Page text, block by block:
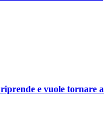
e vuole tornare a